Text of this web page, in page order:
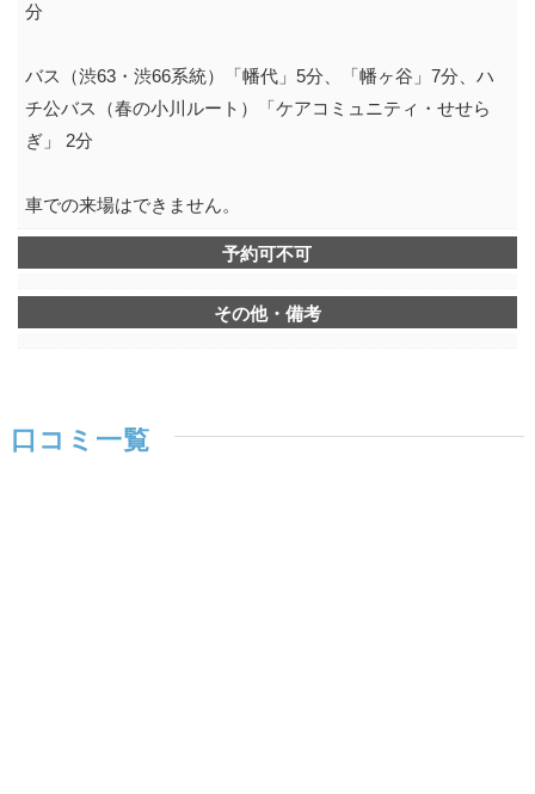
分
バス（渋63・渋66系統）「幡代」5分、「幡ヶ谷」7分、ハ
チ公バス（春の小川ルート）「ケアコミュニティ・せせら
ぎ」 2分
車での来場はできません。
予約可不可
その他・備考
口コミ一覧